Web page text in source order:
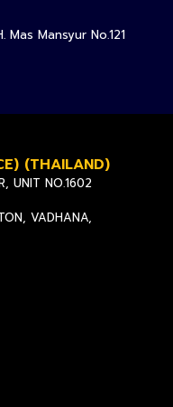
Mas Mansyur No.121
(THAILAND)
UNIT NO.1602
VADHANA,